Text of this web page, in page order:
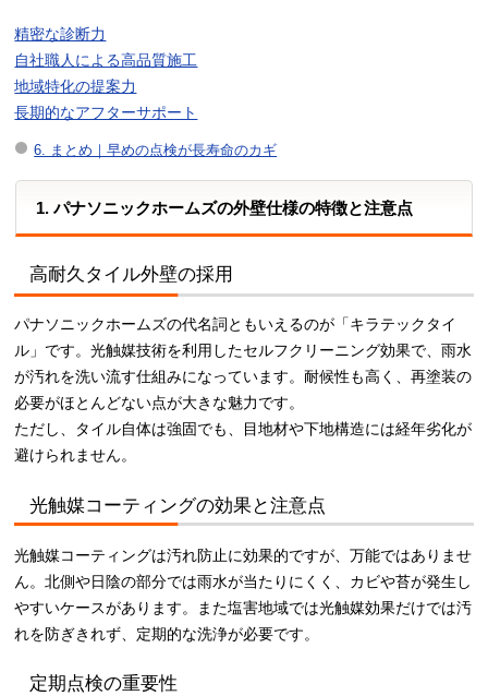
精密な診断力
自社職人による高品質施工
地域特化の提案力
長期的なアフターサポート
6. まとめ｜早めの点検が長寿命のカギ
1. パナソニックホームズの外壁仕様の特徴と注意点
高耐久タイル外壁の採用
パナソニックホームズの代名詞ともいえるのが「キラテックタイ
ル」です。光触媒技術を利用したセルフクリーニング効果で、雨水
が汚れを洗い流す仕組みになっています。耐候性も高く、再塗装の
必要がほとんどない点が大きな魅力です。
ただし、タイル自体は強固でも、目地材や下地構造には経年劣化が
避けられません。
光触媒コーティングの効果と注意点
光触媒コーティングは汚れ防止に効果的ですが、万能ではありませ
ん。北側や日陰の部分では雨水が当たりにくく、カビや苔が発生し
やすいケースがあります。また塩害地域では光触媒効果だけでは汚
れを防ぎきれず、定期的な洗浄が必要です。
定期点検の重要性